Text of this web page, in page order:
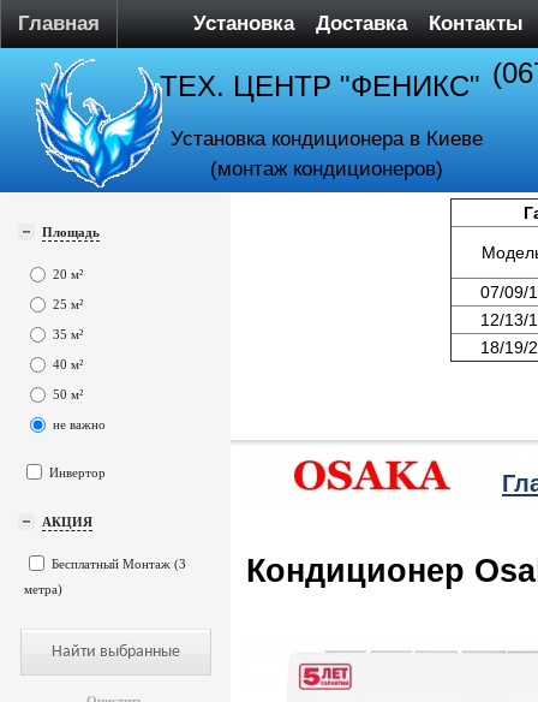
Главная Установка Доставка Контакты
ТЕХ. ЦЕНТР "ФЕНИКС"
Установка кондиционера в Киеве
(монтаж кондиционеров)
Площадь
20 м²
25 м²
35 м²
40 м²
50 м²
не важно
Инвертор
АКЦИЯ
Бесплатный Монтаж (3
метра)
07/09/
12/13/
18/19/
Кондиционер